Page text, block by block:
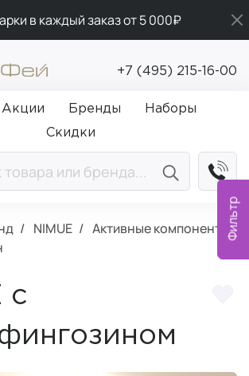
Фильтр
в каждый заказ от 5 000₽
Промокод ПРИВЕТ
доставка от 5 000₽
+7 (495) 215-16-00
Акции Бренды
Наборы
Скидки
NIMUE
Активные компоненты:
с